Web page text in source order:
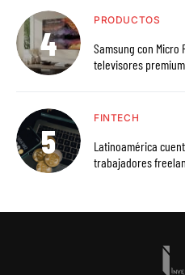
PRODUCTOS
Samsung con Micro
televisores premium
FINTECH
Latinoamérica
trabajadores